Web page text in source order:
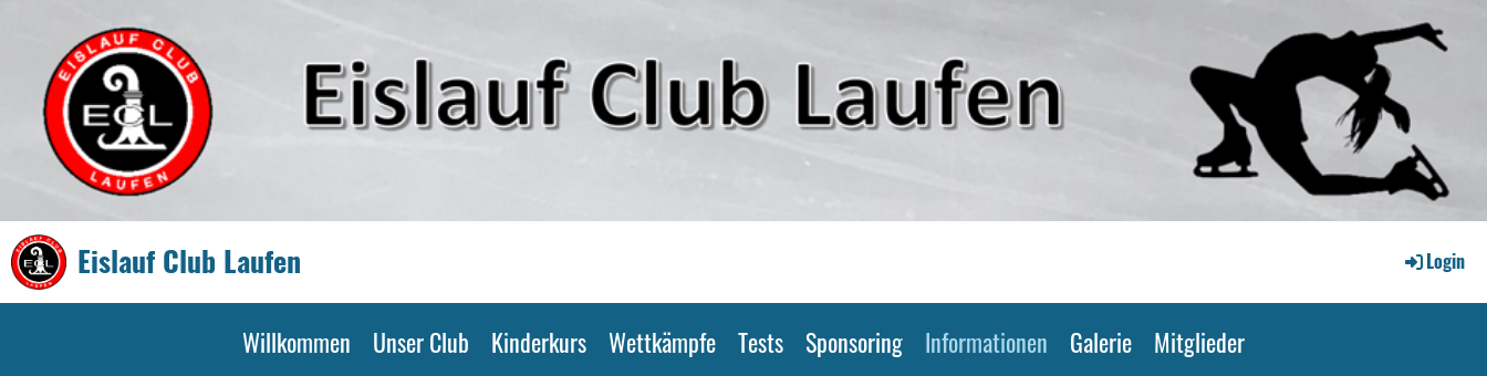
Eislauf Club Laufen Login
Willkommen Unser Club Kinderkurs Wettkämpfe Tests Sponsoring Informationen Galerie Mitglieder